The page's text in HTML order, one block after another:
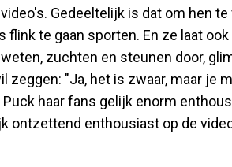
Gedeeltelijk is dat om hen
flink te gaan sporten. En ze laat
zuchten en steunen door,
zeggen: "Ja, het is zwaar, maar je
haar fans gelijk enorm
ontzettend enthousiast op de